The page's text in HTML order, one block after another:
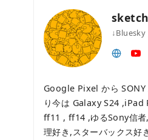
↓Bluesky
Google Pixel から
り今は Galaxy S24
ff11 , ff14 ,ゆるSony信
理好き,スターバックス好